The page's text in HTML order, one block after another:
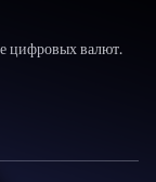
цифровых валют.